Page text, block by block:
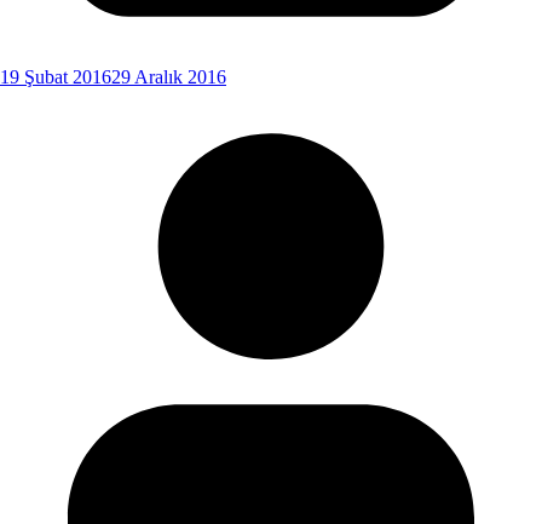
19 Şubat 201629 Aralık 2016